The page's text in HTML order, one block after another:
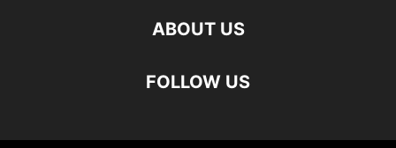
ABOUT US
FOLLOW US